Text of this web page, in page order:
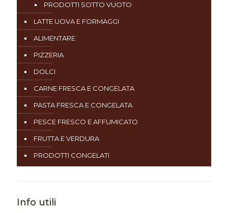
PRODOTTI SOTTO VUOTO
LATTE UOVA E FORMAGGI
ALIMENTARE
PIZZERIA
DOLCI
CARNE FRESCA E CONGELATA
PASTA FRESCA E CONGELATA
PESCE FRESCO E AFFUMICATO
FRUTTA E VERDURA
PRODOTTI CONGELATI
Info utili